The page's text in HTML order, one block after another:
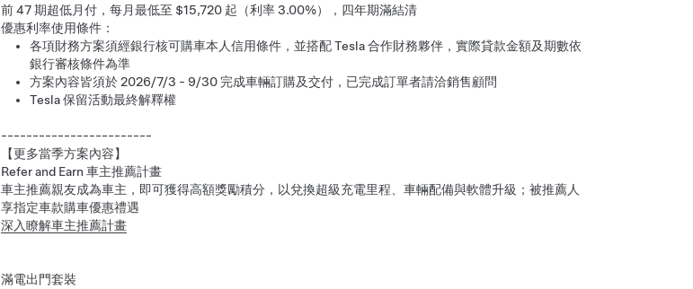
前 47 期超低月付，每月最低至 $15,720 起（利率 3.00%），四年期滿結清
優惠利率使用條件：
各項財務方案須經銀行核可購車本人信用條件，並搭配 Tesla 合作財務夥伴，實際貸款金額及期數依
銀行審核條件為準
方案內容皆須於 2026/7/3 - 9/30 完成車輛訂購及交付，已完成訂單者請洽銷售顧問
Tesla 保留活動最終解釋權
------------------------
【更多當季方案內容】
Refer and Earn 車主推薦計畫
車主推薦親友成為車主，即可獲得高額獎勵積分，以兌換超級充電里程、車輛配備與軟體升級；被推薦人
享指定車款購車優惠禮遇
深入瞭解車主推薦計畫
滿電出門套裝